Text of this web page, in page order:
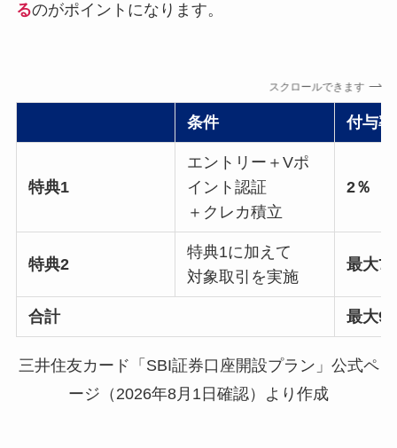
るのがポイントになります。
スクロールできます
条件 付与率
特典1
エントリー＋Vポ
イント認証
＋クレカ積立
2％
特典2
特典1に加えて
対象取引を実施
最大7
合計 最大9
三井住友カード「SBI証券口座開設プラン」公式ペ
ージ（2026年8月1日確認）より作成